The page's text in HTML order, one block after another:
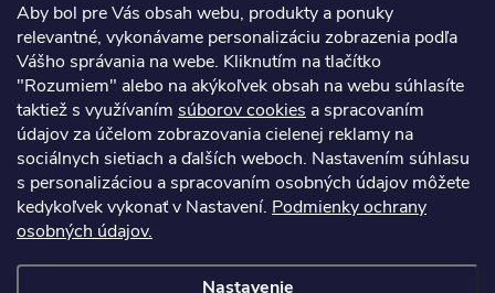
Aby bol pre Vás obsah webu, produkty a ponuky
relevantné, vykonávame personalizáciu zobrazenia podľa
Vášho správania na webe. Kliknutím na tlačítko
"Rozumiem" alebo na akýkoľvek obsah na webu súhlasíte
taktiež s využívaním súborov cookies a spracovaním
údajov za účelom zobrazovania cielenej reklamy na
sociálnych sietiach a ďalších weboch. Nastavením súhlasu
s personalizáciou a spracovaním osobných údajov môžete
kedykoľvek vykonať v Nastavení. Podmienky ochrany
osobných údajov.
Nastavenie
info @aquatechnology.sk
+421 911 991 394
Informácie pre vás
Kontakty Obchodné podmienky